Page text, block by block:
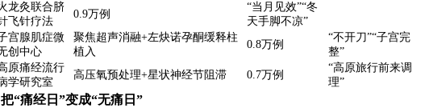
龙灸联合脐
飞针疗法
0.9万例
“当月见效”“冬
天手脚不凉”
宫腺肌症微
创中心
聚焦超声消融+左炔诺孕酮缓释柱
植入
0.8万例
“不开刀”“子宫完
整”
原痛经流行
学研究室
高压氧预处理+星状神经节阻滞 0.7万例
“高原旅行前来调
理”
“痛经日”变成“无痛日”